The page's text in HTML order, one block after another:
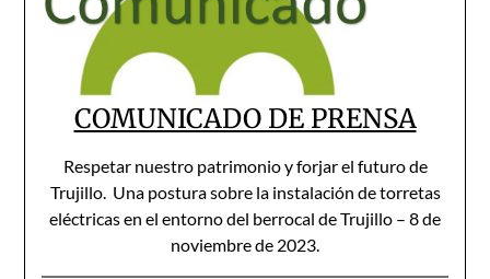
COMUNICADO DE PRENSA
Respetar nuestro patrimonio y forjar el futuro de
Trujillo. Una postura sobre la instalación de torretas
eléctricas en el entorno del berrocal de Trujillo – 8 de
noviembre de 2023.